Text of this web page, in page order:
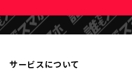
サービスについて